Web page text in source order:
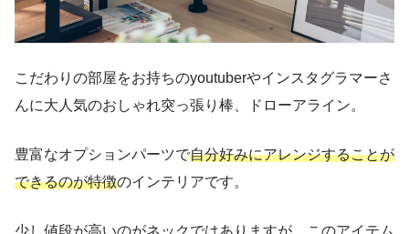
こだわりの部屋をお持ちのyoutuberやインスタグラマーさ
んに大人気のおしゃれ突っ張り棒、ドローアライン。
豊富なオプションパーツで自分好みにアレンジすることが
できるのが特徴のインテリアです。
少し値段が高いのがネックではありますが、このアイテム